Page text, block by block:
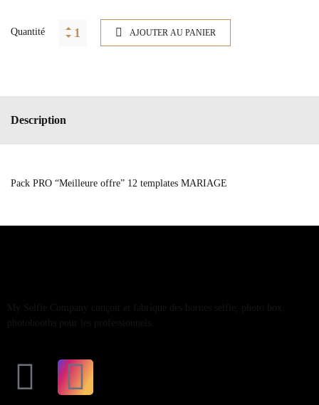
Quantité AJOUTER AU PANIER
Description
Pack PRO “Meilleure offre” 12 templates MARIAGE